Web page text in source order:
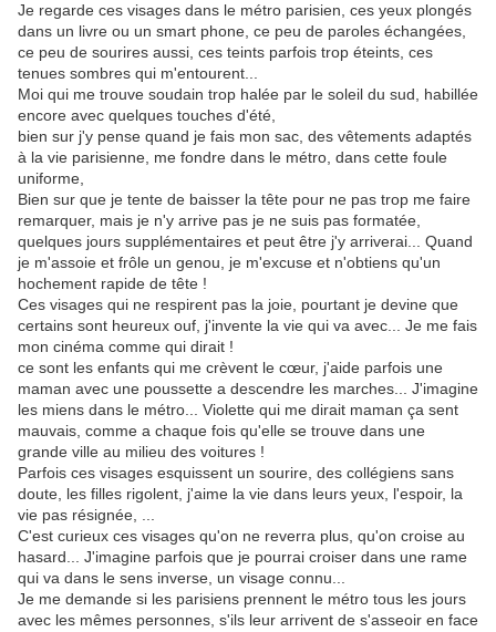
Je regarde ces visages dans le métro parisien, ces yeux plongés
dans un livre ou un smart phone, ce peu de paroles échangées,
ce peu de sourires aussi, ces teints parfois trop éteints, ces
tenues sombres qui m'entourent...
Moi qui me trouve soudain trop halée par le soleil du sud, habillée
encore avec quelques touches d'été,
bien sur j'y pense quand je fais mon sac, des vêtements adaptés
à la vie parisienne, me fondre dans le métro, dans cette foule
uniforme,
Bien sur que je tente de baisser la tête pour ne pas trop me faire
remarquer, mais je n'y arrive pas je ne suis pas formatée,
quelques jours supplémentaires et peut être j'y arriverai... Quand
je m'assoie et frôle un genou, je m'excuse et n'obtiens qu'un
hochement rapide de tête !
Ces visages qui ne respirent pas la joie, pourtant je devine que
certains sont heureux ouf, j'invente la vie qui va avec... Je me fais
mon cinéma comme qui dirait !
ce sont les enfants qui me crèvent le cœur, j'aide parfois une
maman avec une poussette a descendre les marches... J'imagine
les miens dans le métro... Violette qui me dirait maman ça sent
mauvais, comme a chaque fois qu'elle se trouve dans une
grande ville au milieu des voitures !
Parfois ces visages esquissent un sourire, des collégiens sans
doute, les filles rigolent, j'aime la vie dans leurs yeux, l'espoir, la
vie pas résignée, ...
C'est curieux ces visages qu'on ne reverra plus, qu'on croise au
hasard... J'imagine parfois que je pourrai croiser dans une rame
qui va dans le sens inverse, un visage connu...
Je me demande si les parisiens prennent le métro tous les jours
avec les mêmes personnes, s'ils leur arrivent de s'asseoir en face